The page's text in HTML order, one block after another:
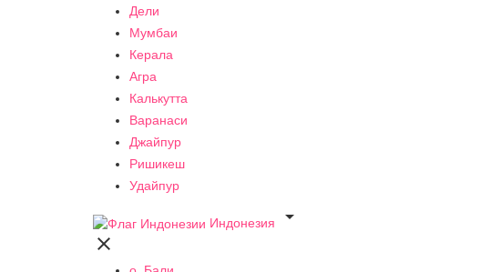
Дели
Мумбаи
Керала
Агра
Калькутта
Варанаси
Джайпур
Ришикеш
Удайпур
Индонезия

